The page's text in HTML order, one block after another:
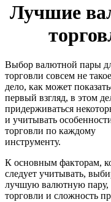
Лучшие
Выбор валютной пары
торговли совсем не
дело, как может
первый взгляд, в этом
придерживаться
и учитывать
торговли по каждому
инструменту.
К основным факторам,
следует учитывать,
лучшую валютную пару,
торговли и сложность